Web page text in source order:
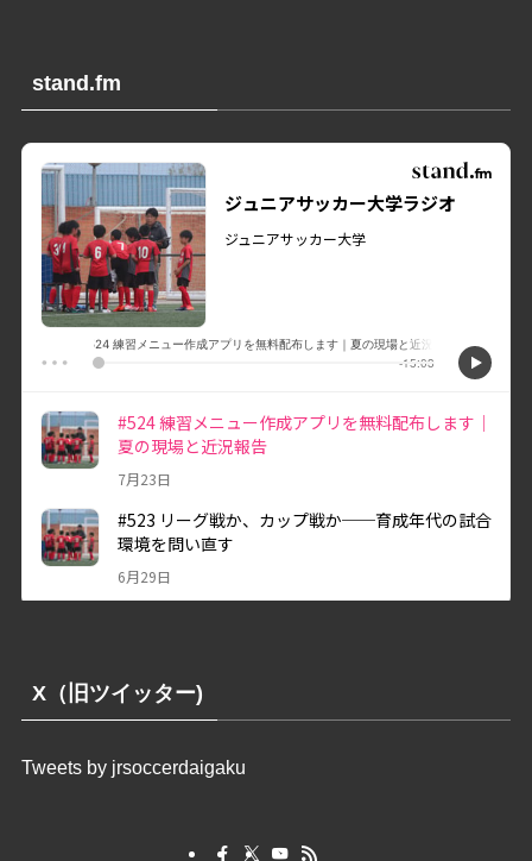
stand.fm
X（旧ツイッター)
Tweets by jrsoccerdaigaku